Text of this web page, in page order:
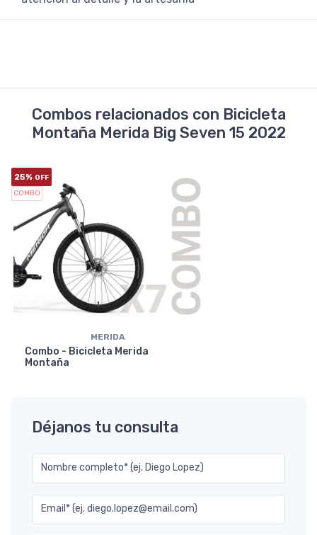
Combos relacionados con Bicicleta
Montaña Merida Big Seven 15 2022
25% OFF
COMBO
MERIDA
Combo - Bicicleta Merida
Montaña
Déjanos tu consulta
Nombre completo* (ej. Diego Lopez)
Email* (ej. diego.lopez@email.com)